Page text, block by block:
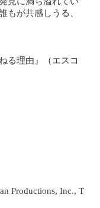
もが共感しうる、
る理由』（エスコ
Productions, Inc., T